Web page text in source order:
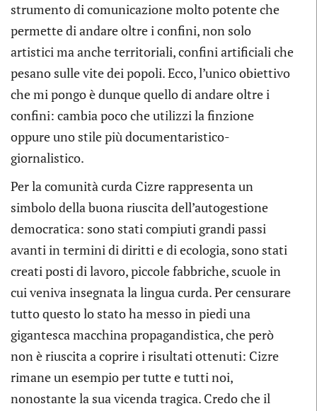
strumento di comunicazione molto potente che
permette di andare oltre i confini, non solo
artistici ma anche territoriali, confini artificiali che
pesano sulle vite dei popoli. Ecco, l’unico obiettivo
che mi pongo è dunque quello di andare oltre i
confini: cambia poco che utilizzi la finzione
oppure uno stile più documentaristico-
giornalistico.
Per la comunità curda Cizre rappresenta un
simbolo della buona riuscita dell’autogestione
democratica: sono stati compiuti grandi passi
avanti in termini di diritti e di ecologia, sono stati
creati posti di lavoro, piccole fabbriche, scuole in
cui veniva insegnata la lingua curda. Per censurare
tutto questo lo stato ha messo in piedi una
gigantesca macchina propagandistica, che però
non è riuscita a coprire i risultati ottenuti: Cizre
rimane un esempio per tutte e tutti noi,
nonostante la sua vicenda tragica. Credo che il